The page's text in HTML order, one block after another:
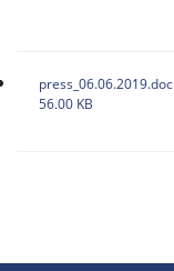
press_06.06.2019.doc
56.00 KB